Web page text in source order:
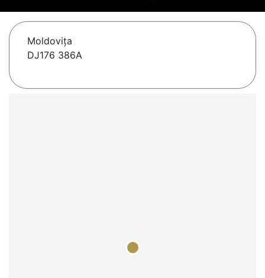
Moldoviţa
DJ176 386A